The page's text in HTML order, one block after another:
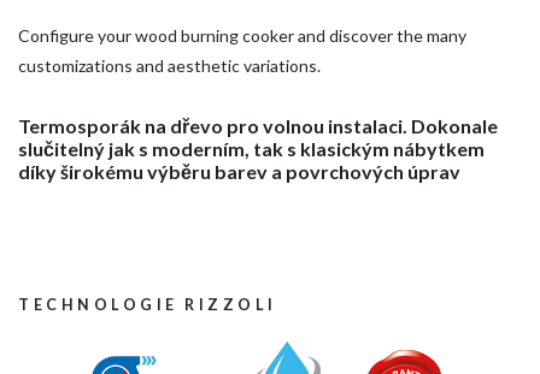
Configure your wood burning cooker and discover the many
customizations and aesthetic variations.
Termosporák na dřevo pro volnou instalaci. Dokonale
slučitelný jak s moderním, tak s klasickým nábytkem
díky širokému výběru barev a povrchových úprav
TECHNOLOGIE RIZZOLI